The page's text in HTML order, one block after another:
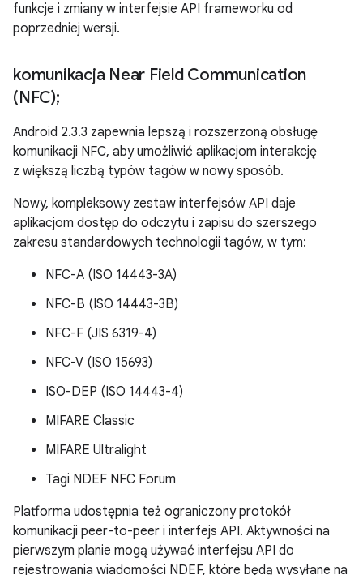
funkcje i zmiany w interfejsie API frameworku od
poprzedniej wersji.
komunikacja Near Field Communication
(NFC);
Android 2.3.3 zapewnia lepszą i rozszerzoną obsługę
komunikacji NFC, aby umożliwić aplikacjom interakcję
z większą liczbą typów tagów w nowy sposób.
Nowy, kompleksowy zestaw interfejsów API daje
aplikacjom dostęp do odczytu i zapisu do szerszego
zakresu standardowych technologii tagów, w tym:
NFC-A (ISO 14443-3A)
NFC-B (ISO 14443-3B)
NFC-F (JIS 6319-4)
NFC-V (ISO 15693)
ISO-DEP (ISO 14443-4)
MIFARE Classic
MIFARE Ultralight
Tagi NDEF NFC Forum
Platforma udostępnia też ograniczony protokół
komunikacji peer-to-peer i interfejs API. Aktywności na
pierwszym planie mogą używać interfejsu API do
rejestrowania wiadomości NDEF, które będą wysyłane na